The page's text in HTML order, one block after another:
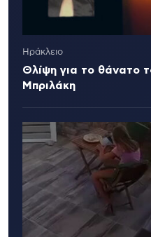
Ηράκλειο
Θλίψη για το θάνατο
Μπριλάκη